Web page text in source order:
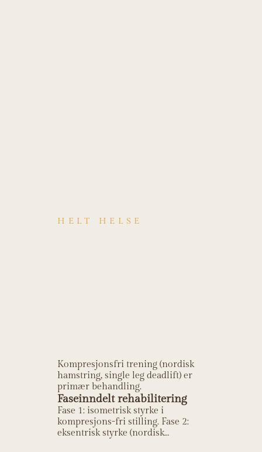
HELT HELSE
Kompresjonsfri trening (nordisk
hamstring, single leg deadlift) er
primær behandling.
Faseinndelt rehabilitering
Fase 1: isometrisk styrke i
kompresjons-fri stilling. Fase 2:
eksentrisk styrke (nordisk